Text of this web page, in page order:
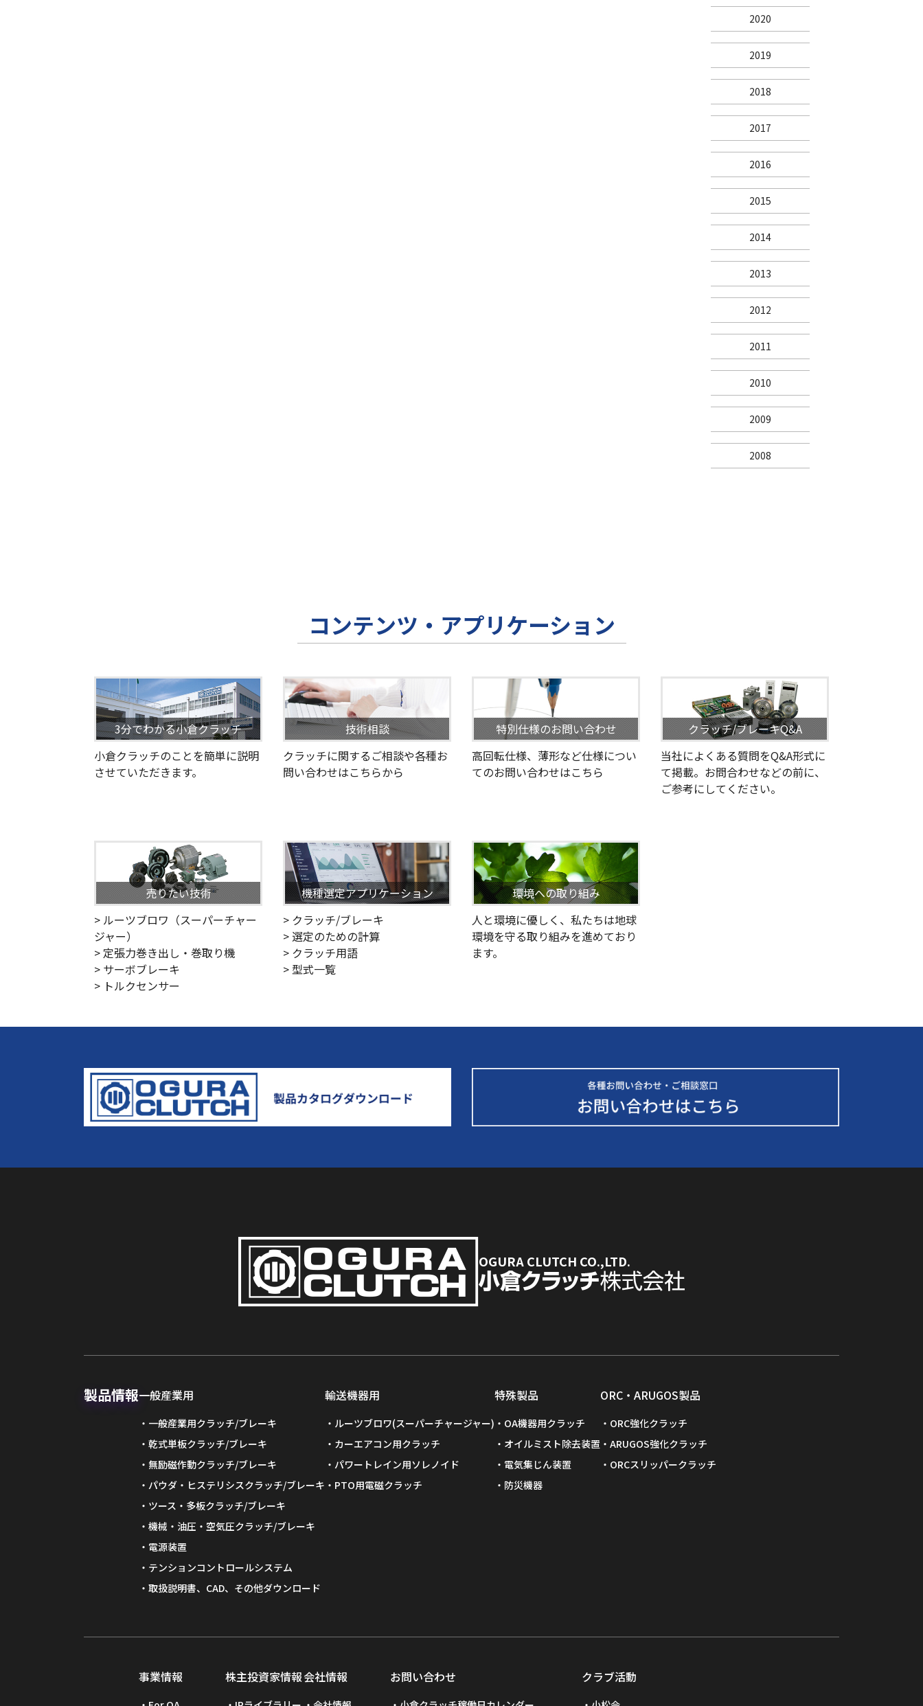
2020
2019
2018
2017
2016
2015
2014
2013
2012
2011
2010
2009
2008
コンテンツ・アプリケーション
3分でわかる小倉クラッチ
小倉クラッチのことを簡単に説明
させていただきます。
技術相談
クラッチに関するご相談や各種お
問い合わせはこちらから
特別仕様のお問い合わせ
高回転仕様、薄形など仕様につい
てのお問い合わせはこちら
クラッチ/ブレーキQ&A
当社によくある質問をQ&A形式に
て掲載。お問合わせなどの前に、
ご参考にしてください。
売りたい技術
> ルーツブロワ（スーパーチャー
ジャー）
> 定張力巻き出し・巻取り機
> サーボブレーキ
> トルクセンサー
機種選定アプリケーション
> クラッチ/ブレーキ
> 選定のための計算
> クラッチ用語
> 型式一覧
環境への取り組み
人と環境に優しく、私たちは地球
環境を守る取り組みを進めており
ます。
OGURA CLUTCH CO.,LTD.
製品情報一般産業用
一般産業用クラッチ/ブレーキ
乾式単板クラッチ/ブレーキ
無励磁作動クラッチ/ブレーキ
パウダ・ヒステリシスクラッチ/ブレーキ
ツース・多板クラッチ/ブレーキ
機械・油圧・空気圧クラッチ/ブレーキ
電源装置
テンションコントロールシステム
取扱説明書、CAD、その他ダウンロード
輸送機器用
ルーツブロワ(スーパーチャージャー)
カーエアコン用クラッチ
パワートレイン用ソレノイド
PTO用電磁クラッチ
特殊製品
OA機器用クラッチ
オイルミスト除去装置
電気集じん装置
防災機器
ORC・ARUGOS製品
ORC強化クラッチ
ARUGOS強化クラッチ
ORCスリッパークラッチ
事業情報 株主投資家情報会社情報 お問い合わせ クラブ活動